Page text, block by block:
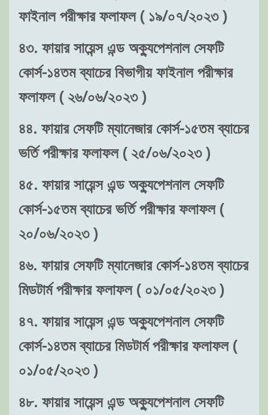
ফাইনাল পরীক্ষার ফলাফল ( ১৯/০৭/২০২৩ )
৪৩. ফায়ার সায়েন্স এন্ড অক্যুপেশনাল সেফটি
কোর্স-১৪তম ব্যাচের বিভাগীয় ফাইনাল পরীক্ষার
ফলাফল ( ২৬/০৬/২০২৩ )
৪৪. ফায়ার সেফটি ম্যানেজার কোর্স-১৫তম ব্যাচের
ভর্তি পরীক্ষার ফলাফল ( ২৫/০৬/২০২৩ )
৪৫. ফায়ার সায়েন্স এন্ড অক্যুপেশনাল সেফটি
কোর্স-১৫তম ব্যাচের ভর্তি পরীক্ষার ফলাফল (
২০/০৬/২০২৩ )
৪৬. ফায়ার সেফটি ম্যানেজার কোর্স-১৪তম ব্যাচের
মিডটার্ম পরীক্ষার ফলাফল ( ০১/০৫/২০২৩ )
৪৭. ফায়ার সায়েন্স এন্ড অক্যুপেশনাল সেফটি
কোর্স-১৪তম ব্যাচের মিডটার্ম পরীক্ষার ফলাফল (
০১/০৫/২০২৩ )
৪৮. ফায়ার সায়েন্স এন্ড অক্যুপেশনাল সেফটি